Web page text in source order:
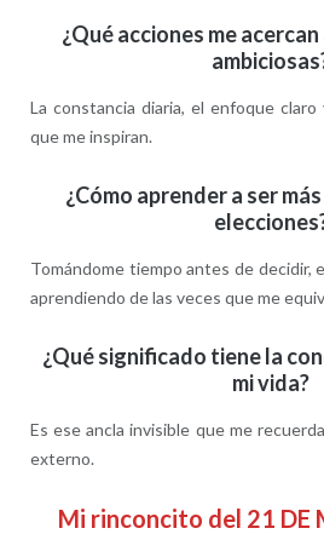
¿Qué acciones me
La constancia diaria, el enfoque
que me inspiran.
¿Cómo aprender a ser
Tomándome tiempo antes de decidir,
aprendiendo de las veces que me
¿Qué significado tiene la
mi vida?
Es ese ancla invisible que me
externo.
Mi rinconcito del 21 DE